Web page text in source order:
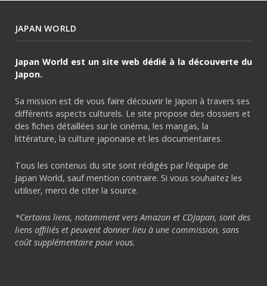
JAPAN WORLD
Japan World est un site web dédié à la découverte du
Japon.
Sa mission est de vous faire découvrir le Japon à travers ses
différents aspects culturels. Le site propose des dossiers et
des fiches détaillées sur le cinéma, les mangas, la
littérature, la culture japonaise et les documentaires.
Tous les contenus du site sont rédigés par l’équipe de
Japan World, sauf mention contraire. Si vous souhaitez les
utiliser, merci de citer la source.
*Certains liens, notamment vers Amazon et CDJapan, sont des
liens affiliés et peuvent donner lieu à une commission, sans
coût supplémentaire pour vous.